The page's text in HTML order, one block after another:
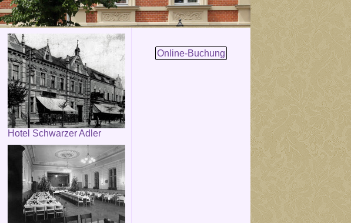
Hotel Schwarzer Adler
Online-Buchung